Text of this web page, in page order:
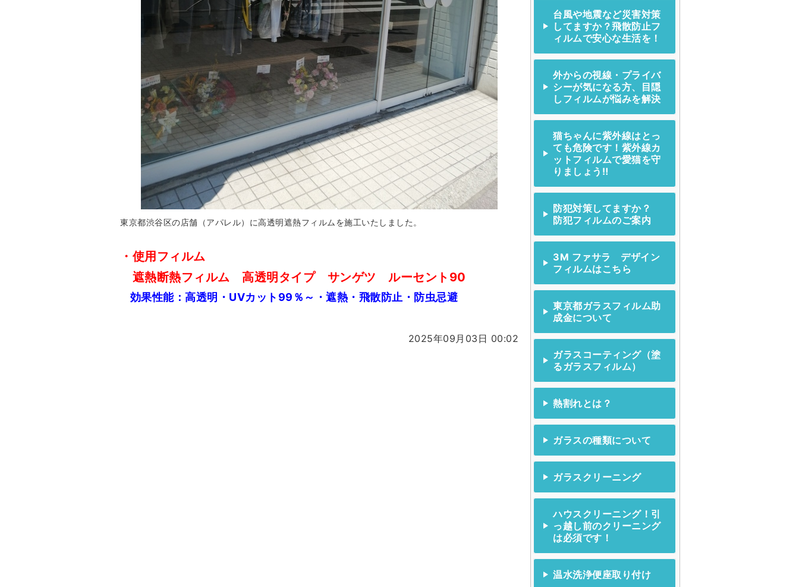
東京都渋谷区の店舗（アパレル）に高透明遮熱フィルムを施工いたしました。
・使用フィルム
遮熱断熱フィルム 高透明タイプ サンゲツ ルーセント90
効果性能：高透明・UVカット99％～・遮熱・飛散防止・防虫忌避
2025年09月03日 00:02
台風や地震など災害対策
してますか？飛散防止フ
ィルムで安心な生活を！
外からの視線・プライバ
シーが気になる方、目隠
しフィルムが悩みを解決
猫ちゃんに紫外線はとっ
ても危険です！紫外線カ
ットフィルムで愛猫を守
りましょう‼
防犯対策してますか？
防犯フィルムのご案内
3M ファサラ デザイン
フィルムはこちら
東京都ガラスフィルム助
成金について
ガラスコーティング（塗
るガラスフィルム）
熱割れとは？
ガラスの種類について
ガラスクリーニング
ハウスクリーニング！引
っ越し前のクリーニング
は必須です！
温水洗浄便座取り付け